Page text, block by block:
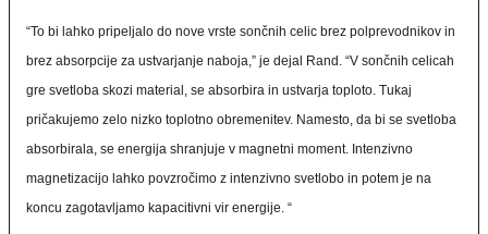
“To bi lahko pripeljalo do nove vrste sončnih celic brez polprevodnikov in
brez absorpcije za ustvarjanje naboja,” je dejal Rand. “V sončnih celicah
gre svetloba skozi material, se absorbira in ustvarja toploto. Tukaj
pričakujemo zelo nizko toplotno obremenitev. Namesto, da bi se svetloba
absorbirala, se energija shranjuje v magnetni moment. Intenzivno
magnetizacijo lahko povzročimo z intenzivno svetlobo in potem je na
koncu zagotavljamo kapacitivni vir energije. “